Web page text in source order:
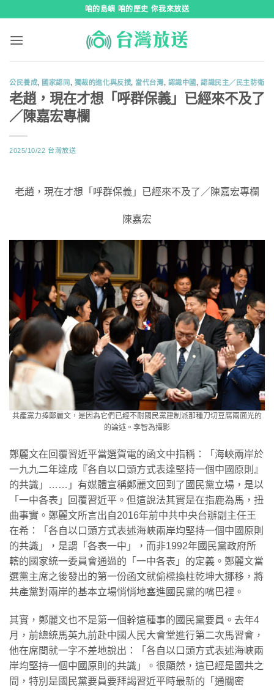
咱的島嶼 咱的歷史 你我來放送
公民養成, 國家認同, 獨裁的進化與反撲, 當代台灣, 認識中國,認識民主／民主防衛
老趙，現在才想「呼群保義」已經來不及了
／陳嘉宏專欄
2025/10/22 台灣放送
老趙，現在才想「呼群保義」已經來不及了／陳嘉宏專欄
陳嘉宏
共產黨力捧鄭麗文，是因為它們已經不耐國民黨建制派那種刀切豆腐兩面光的
的論述。李智為攝影
鄭麗文在回覆習近平當選賀電的函文中指稱：「海峽兩岸於
一九九二年達成『各自以口頭方式表達堅持一個中國原則』
的共識」……」有媒體宣稱鄭麗文回到了國民黨立場，是以
「一中各表」回覆習近平。但這說法其實是在指鹿為馬，扭
曲事實。鄭麗文所言出自2016年前中共中央台辦副主任王
在希：「各自以口頭方式表述海峽兩岸均堅持一個中國原則
的共識」，是謂「各表一中」，而非1992年國民黨政府所
轄的國家統一委員會通過的「一中各表」的定義。鄭麗文當
選黨主席之後發出的第一份函文就偷樑換柱乾坤大挪移，將
共產黨對兩岸的基本立場悄悄地塞進國民黨的嘴巴裡。
其實，鄭麗文也不是第一個幹這種事的國民黨要員。去年4
月，前總統馬英九前赴中國人民大會堂進行第二次馬習會，
他在席間就一字不差地說出：「各自以口頭方式表述海峽兩
岸均堅持一個中國原則的共識」。很顯然，這已經是國共之
間，特別是國民黨要員要拜謁習近平時最新的「通關密